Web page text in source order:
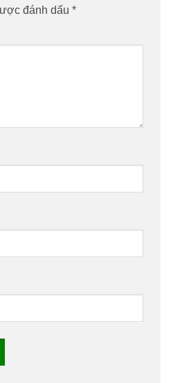
đánh dấu *